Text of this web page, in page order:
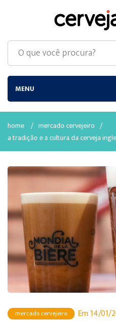
MENU
home / mercado cervejeiro /
a tradição e a cultura da cerveja
mercado cervejeiro Em 14/01/